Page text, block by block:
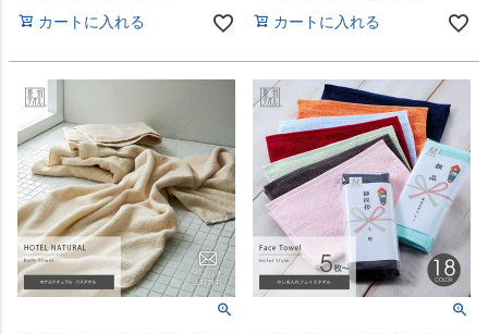
カートに入れる カートに入れる